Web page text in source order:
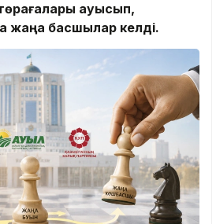
ауысып,
жаңа басшылар келді.